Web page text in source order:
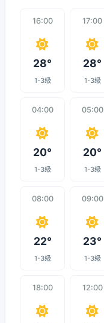
16:00
28°
1-3级
17:00
28°
1-3级
04:00
20°
1-3级
05:00
20°
1-3级
08:00
22°
1-3级
09:00
23°
1-3级
18:00 12:00